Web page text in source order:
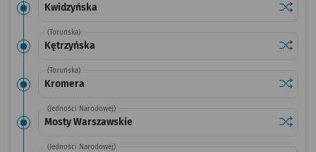
Kwidzyńska
(Toruńska)
Kętrzyńska
(Toruńska)
Kromera
(Jedności Narodowej)
Mosty Warszawskie
(Jedności Narodowej)